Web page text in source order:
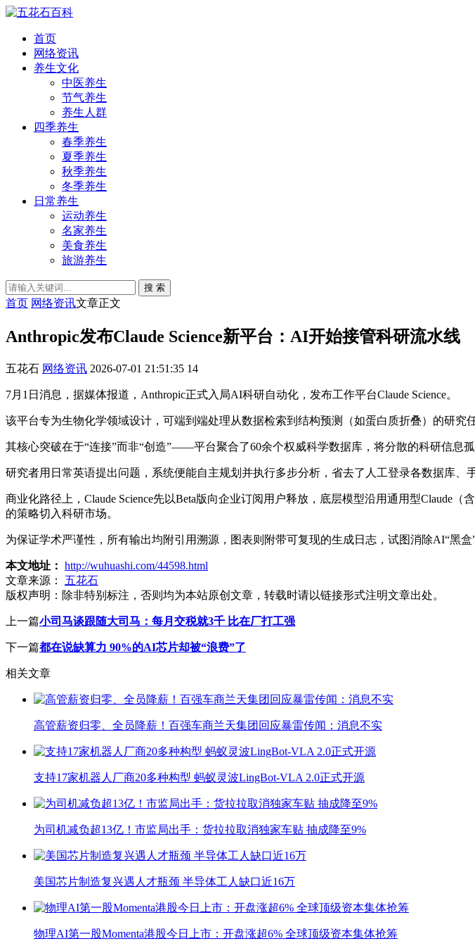
首页
网络资讯
养生文化
中医养生
节气养生
养生人群
四季养生
春季养生
夏季养生
秋季养生
冬季养生
日常养生
运动养生
名家养生
美食养生
旅游养生
搜 索
首页 网络资讯文章正文
Anthropic发布Claude Science新平台：AI开始接管科研流水线
五花石 网络资讯 2026-07-01 21:51:35 14
7月1日消息，据媒体报道，Anthropic正式入局AI科研自动化，发布工作平台Claude Science。
该平台专为生物化学领域设计，可端到端处理从数据检索到结构预测（如蛋白质折叠）的研究任
其核心突破在于“连接”而非“创造”——平台聚合了60余个权威科学数据库，将分散的科研信息孤
研究者用日常英语提出问题，系统便能自主规划并执行多步分析，省去了人工登录各数据库、
商业化路径上，Claude Science先以Beta版向企业订阅用户释放，底层模型沿用通用型Claude
的策略切入科研市场。
为保证学术严谨性，所有输出均附引用溯源，图表则附带可复现的生成日志，试图消除AI“黑盒
本文地址： http://wuhuashi.com/44598.html
文章来源：
五花石
版权声明： 除非特别标注，否则均为本站原创文章，转载时请以链接形式注明文章出处。
上一篇小司马谈跟随大司马：每月交税就3千 比在厂打工强
下一篇都在说缺算力 90%的AI芯片却被“浪费”了
相关文章
高管薪资归零、全员降薪！百强车商兰天集团回应暴雷传闻：消息不实
支持17家机器人厂商20多种构型 蚂蚁灵波LingBot-VLA 2.0正式开源
为司机减负超13亿！市监局出手：货拉拉取消独家车贴 抽成降至9%
美国芯片制造复兴遇人才瓶颈 半导体工人缺口近16万
物理AI第一股Momenta港股今日上市：开盘涨超6% 全球顶级资本集体抢筹